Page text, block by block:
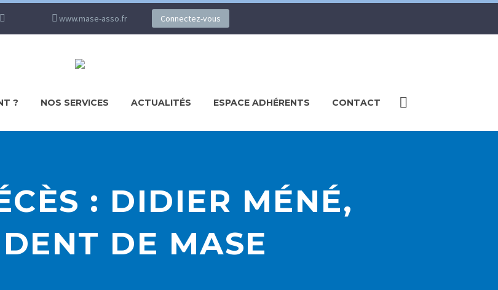
www.mase-asso.fr Connectez-vous
? NOS SERVICES ACTUALITÉS ESPACE ADHÉRENTS CONTACT
: DIDIER MÉNÉ,
DE MASE